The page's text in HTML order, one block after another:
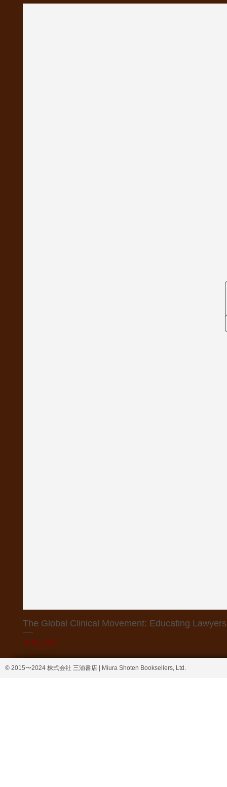
The Global Clinical Movement: Educating
価格
￥41,140
© 2015〜2024 株式会社 三浦書店 | Miura Shoten Booksellers, Ltd.